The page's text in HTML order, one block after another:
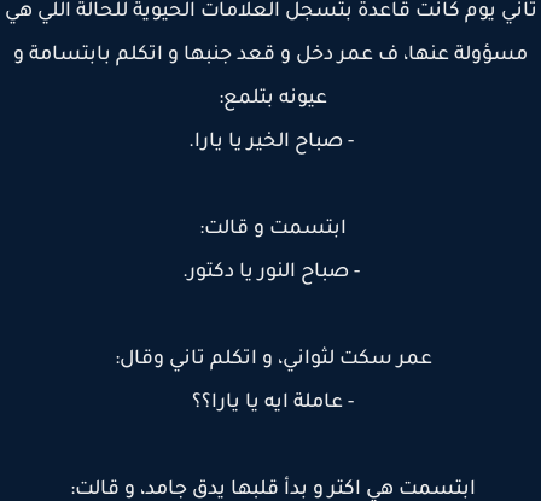
يوم كانت قاعدة بتسجل العلامات الحيوية للحالة اللي هي
عنها، ف عمر دخل و قعد جنبها و اتكلم بابتسامة و
عيونه بتلمع:
- صباح الخير يا يارا.
ابتسمت و قالت:
- صباح النور يا دكتور.
عمر سكت لثواني، و اتكلم تاني وقال:
- عاملة ايه يا يارا؟؟
ابتسمت هي اكتر و بدأ قلبها يدق جامد، و قالت: